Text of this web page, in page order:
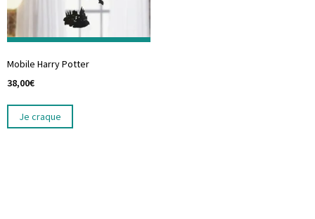
Mobile Harry Potter
38,00€
Je craque